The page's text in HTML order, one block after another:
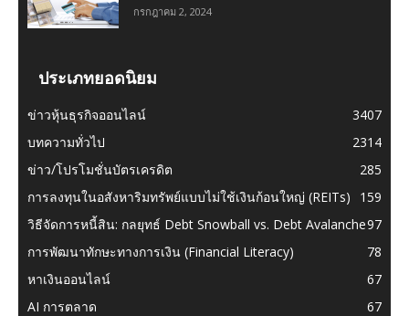
กรกฎาคม 2, 2024
ประเภทยอดนิยม
ข่าวหุ้นธุรกิจออนไลน์
3407
บทความทั่วไป
2314
ข่าว/โปรโมชั่นบัตรเครดิต
285
การลงทุนในอสังหาริมทรัพย์แบบไม่ใช้เงินก้อนใหญ่ (REITs)
159
วิธีจัดการหนี้สิน: กลยุทธ์ Debt Snowball vs. Debt Avalanche97
การพัฒนาทักษะทางการเงิน (Financial Literacy)
78
หาเงินออนไลน์
67
AI การตลาด
67